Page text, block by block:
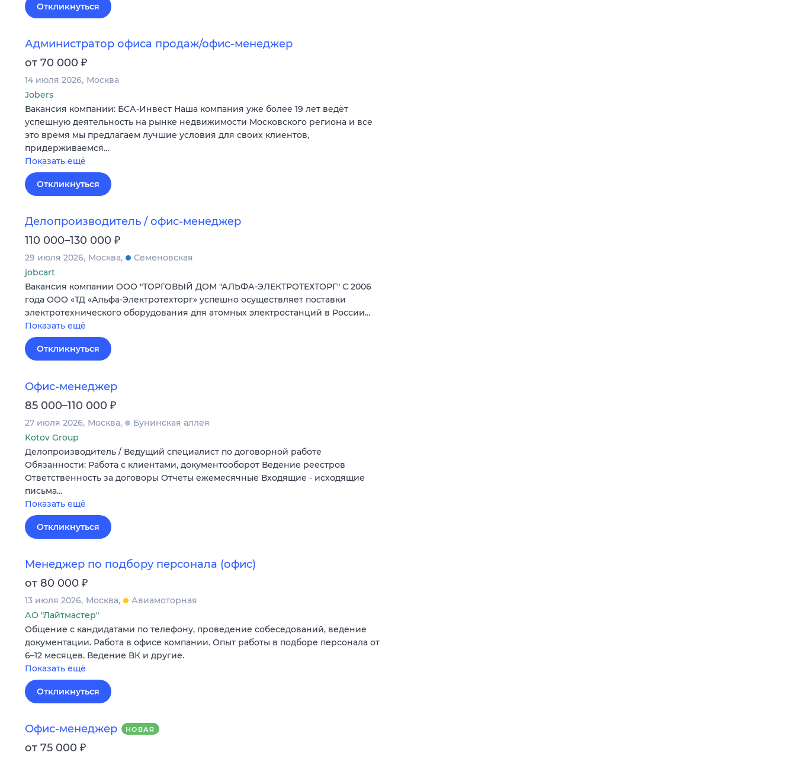
Откликнуться
Администратор офиса продаж/офис-менеджер
от 70 000 ₽
14 июля 2026 Москва
Jobers
Вакансия компании: БСА-Инвест Наша компания уже более 19 лет ведёт
успешную деятельность на рынке недвижимости Московского региона и все
это время мы предлагаем лучшие условия для своих клиентов,
придерживаемся…
Показать ещё
Откликнуться
Делопроизводитель / офис-менеджер
110 000–130 000 ₽
29 июля 2026 Москва
Семеновская
jobcart
Вакансия компании ООО "ТОРГОВЫЙ ДОМ "АЛЬФА-ЭЛЕКТРОТЕХТОРГ" С 2006
года ООО «ТД «Альфа-Электротехторг» успешно осуществляет поставки
электротехнического оборудования для атомных электростанций в России…
Показать ещё
Откликнуться
Офис-менеджер
85 000–110 000 ₽
27 июля 2026 Москва
Бунинская аллея
Kotov Group
Делопроизводитель / Ведущий специалист по договорной работе
Обязанности: Работа с клиентами, документооборот Ведение реестров
Ответственность за договоры Отчеты ежемесячные Входящие - исходящие
письма…
Показать ещё
Откликнуться
Менеджер по подбору персонала (офис)
от 80 000 ₽
13 июля 2026 Москва
Авиамоторная
АО "Лайтмастер"
Общение с кандидатами по телефону, проведение собеседований, ведение
документации. Работа в офисе компании. Опыт работы в подборе персонала от
6–12 месяцев. Ведение ВК и другие.
Показать ещё
Откликнуться
Офис-менеджер НОВАЯ
от 75 000 ₽